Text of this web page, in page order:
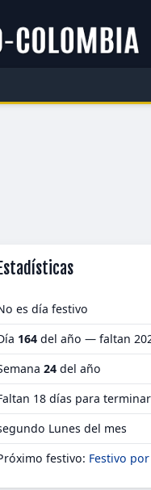
Estadísticas
es día festivo
164 del año — faltan
24 del año
18 días para
Lunes del mes
festivo: Festivo